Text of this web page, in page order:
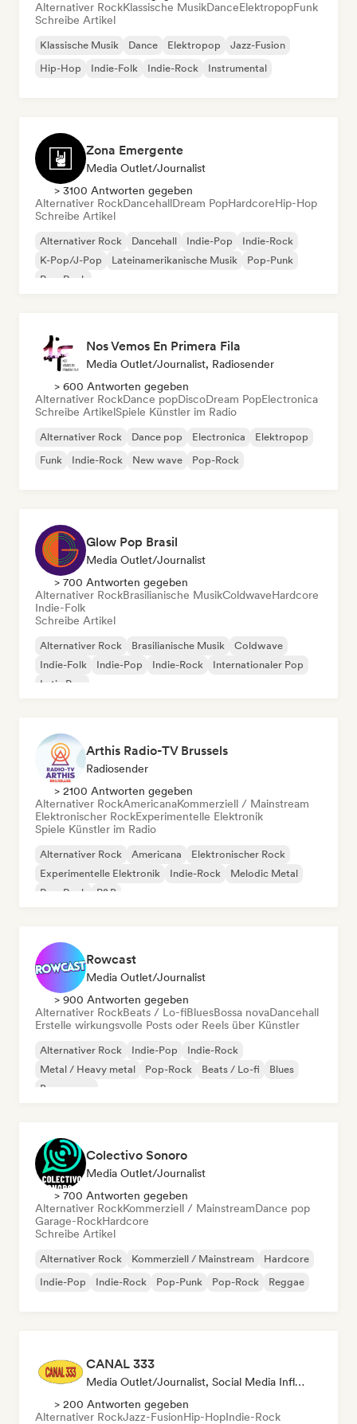
Alternativer RockKlassische MusikDanceElektropopFunk
Schreibe Artikel
Klassische Musik Dance Elektropop
Jazz-Fusion
Hip-Hop
Indie-Folk Indie-Rock Instrumental
Zona Emergente
Media Outlet/Journalist
> 3100 Antworten gegeben
Alternativer RockDancehallDream PopHardcoreHip-Hop
Schreibe Artikel
Alternativer Rock Dancehall Indie-Pop
Indie-Rock
K-Pop/J-Pop
Lateinamerikanische Musik
Pop-Punk
Pop-Rock
Nos Vemos En Primera Fila
Media Outlet/Journalist, Radiosender
> 600 Antworten gegeben
Alternativer RockDance popDiscoDream PopElectronica
Schreibe ArtikelSpiele Künstler im Radio
Alternativer Rock Dance pop Electronica
Elektropop
Funk
Indie-Rock New wave Pop-Rock
Glow Pop Brasil
Media Outlet/Journalist
> 700 Antworten gegeben
Alternativer RockBrasilianische MusikColdwaveHardcore
Indie-Folk
Schreibe Artikel
Alternativer Rock Brasilianische Musik
Coldwave
Indie-Folk
Indie-Pop Indie-Rock
Internationaler Pop
Latin Pop
Arthis Radio-TV Brussels
Radiosender
> 2100 Antworten gegeben
Alternativer RockAmericanaKommerziell / Mainstream
Elektronischer RockExperimentelle Elektronik
Spiele Künstler im Radio
Alternativer Rock Americana
Elektronischer Rock
Experimentelle Elektronik
Indie-Rock
Melodic Metal
Pop-Rock
R&B
Rowcast
Media Outlet/Journalist
> 900 Antworten gegeben
Alternativer RockBeats / Lo-fiBluesBossa novaDancehall
Erstelle wirkungsvolle Posts oder Reels über Künstler
Alternativer Rock Indie-Pop
Indie-Rock
Metal / Heavy metal
Pop-Rock Beats / Lo-fi
Blues
Bossa nova
Colectivo Sonoro
Media Outlet/Journalist
> 700 Antworten gegeben
Alternativer RockKommerziell / MainstreamDance pop
Garage-RockHardcore
Schreibe Artikel
Alternativer Rock Kommerziell / Mainstream
Hardcore
Indie-Pop
Indie-Rock Pop-Punk Pop-Rock Reggae
CANAL 333
Media Outlet/Journalist, Social Media Influencer, Sound Experte
> 200 Antworten gegeben
Alternativer RockJazz-FusionHip-HopIndie-Rock